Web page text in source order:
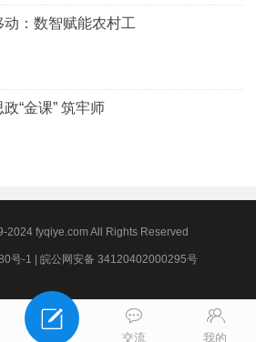
动：数智赋能农村工
“金课” 筑牢师
2024 fyqiye.com All Rights Reserved
号-1 皖公网安备 34120402000295号
交流 我的